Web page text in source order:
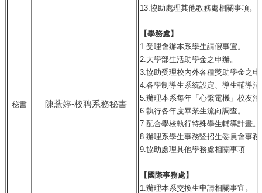
秘書 陳薏婷-校聘系務秘書
13.協助處理其他教務處相關事項。
【學務處】
1.受理會辦本系學生請假事宜。
2.大學部生活助學金之申辦。
3.協助受理校內外各種獎助學金之申
4.各學制導生系統設定、導生輔導
5.辦理本系每年「心繫電機」校友活
6.執行各年度畢業生流向調查。
7.配合學校執行特殊學生輔導計畫。
8.辦理系學生事務暨招生委員會事務
9.協助處理其他學務處相關事項
【國際事務處】
1.辦理本系交換生申請相關事宜。